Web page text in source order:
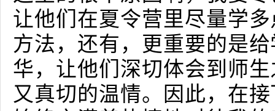
让他们在夏令营里尽量学
方法，还有，更重要的是
华，让他们深切体会到师
又真切的温情。因此，在